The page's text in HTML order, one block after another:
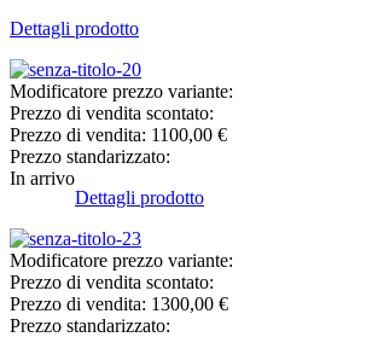
Dettagli prodotto
Modificatore prezzo variante:
Prezzo di vendita scontato:
Prezzo di vendita: 1100,00 €
Prezzo standarizzato:
In arrivo
Dettagli prodotto
Modificatore prezzo variante:
Prezzo di vendita scontato:
Prezzo di vendita: 1300,00 €
Prezzo standarizzato: